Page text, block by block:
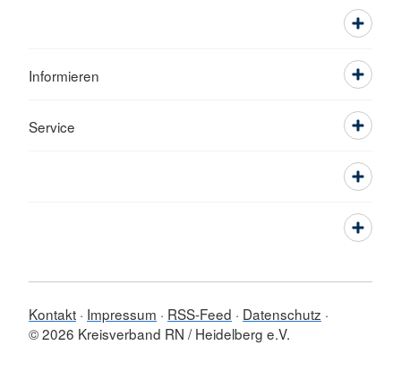
Informieren
Service
Kontakt Impressum RSS-Feed
Datenschutz
© 2026 Kreisverband RN / Heidelberg e.V.